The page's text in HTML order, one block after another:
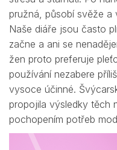
pružná, působí svěže a
Naše diáře jsou často
začne a ani se
žen proto preferuje
používání nezabere
vysoce účinné.
propojila výsledky těch
pochopením potřeb